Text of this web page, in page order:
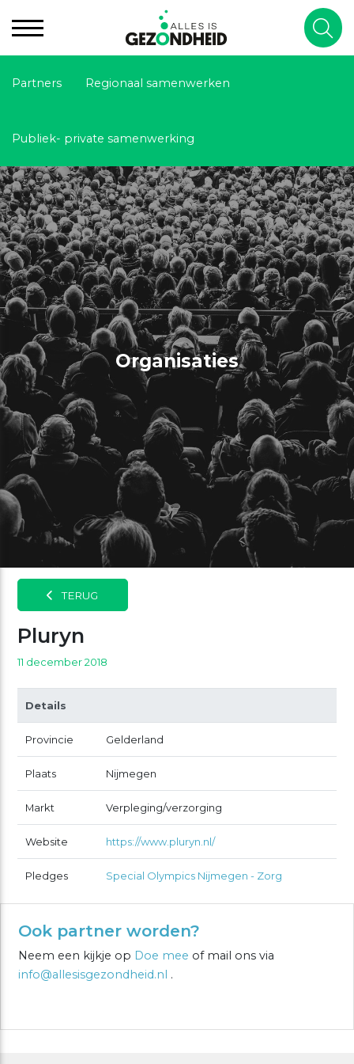
Partners Regionaal samenwerken
Publiek- private samenwerking
Organisaties
TERUG
Pluryn
11 december 2018
Details
Provincie Gelderland
Plaats Nijmegen
Markt Verpleging/verzorging
Website https://www.pluryn.nl/
Pledges Special Olympics Nijmegen - Zorg
Ook partner worden?
Neem een kijkje op Doe mee of mail ons via
info@allesisgezondheid.nl .